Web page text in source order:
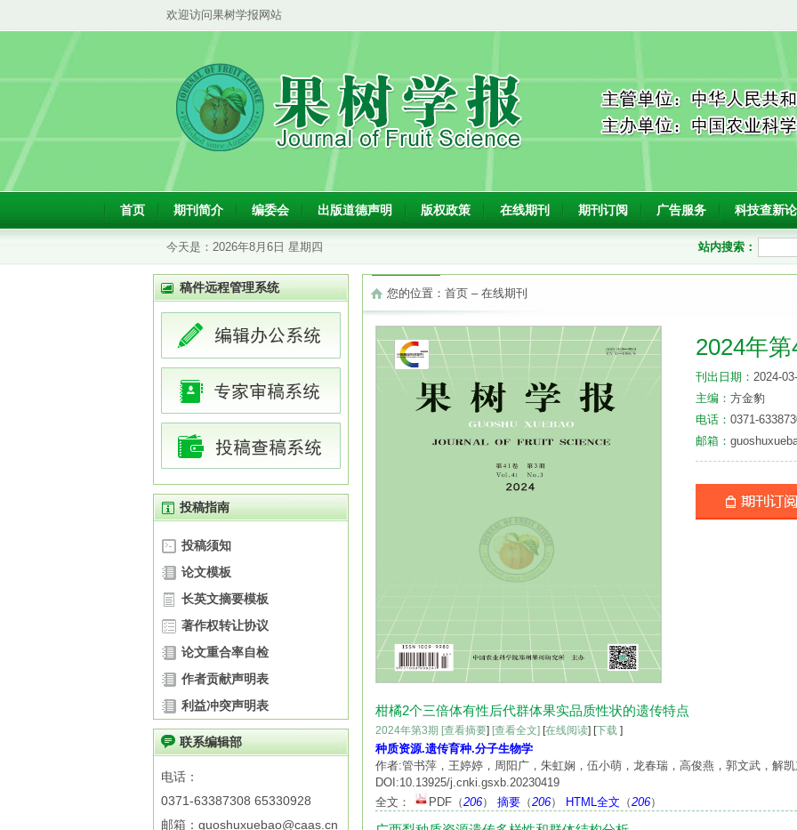
欢迎访问果树学报网站
首页 期刊简介 编委会 出版道德声明 版权政策 在线期刊 期刊订阅 广告服务 科技查新
今天是： 2026年8月6日 星期四 站内搜索：
稿件远程管理系统
投稿指南
投稿须知
论文模板
长英文摘要模板
著作权转让协议
论文重合率自检
作者贡献声明表
利益冲突声明表
联系编辑部
电话：
0371-63387308 65330928
邮箱：guoshuxuebao@caas.cn
您的位置： 首页 – 在线期刊
2024年
刊出日期： 2024-
主编： 方金豹
电话： 0371-
邮箱：
柑橘2个三倍体有性后代群体果实品质性状的遗传特点
2024年第3期 [查看摘要] [查看全文] [在线阅读] [下载 ]
种质资源.遗传育种.分子生物学
作者:管书萍，王婷婷，周阳广，朱虹娴，伍小萌，龙春瑞，高俊燕，郭文武，解
DOI:10.13925/j.cnki.gsxb.20230419
全文：
PDF （206） 摘要 （206） HTML全文 （206）